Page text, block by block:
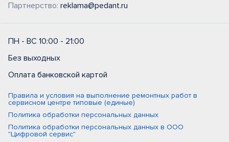
Партнерство: reklama@pedant.ru
ПН - ВС 10:00 - 21:00
Без выходных
Оплата банковской картой
Правила и условия на выполнение ремонтных работ в
сервисном центре типовые (единые)
Политика обработки персональных данных
Политика обработки персональных данных в ООО
"Цифровой сервис"